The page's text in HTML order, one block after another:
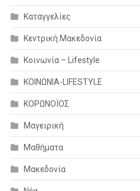
Καταγγελίες
Κεντρική Μακεδονία
Κοινωνία – Lifestyle
ΚΟΙΝΩΝΙΑ-LIFESTYLE
ΚΟΡΩΝΟΪΟΣ
Μαγειρική
Μαθήματα
Μακεδονία